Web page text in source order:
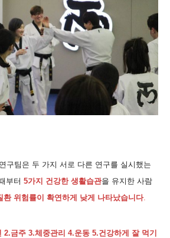
구팀은 두 가지 서로 다른 연구를 실시했는
부터 5가지 건강한 생활습관을 유지한 사람
환 위험률이 확연하게 낮게 나타났습니다.
2.금주 3.체중관리 4.운동 5.건강하게 잘 먹기